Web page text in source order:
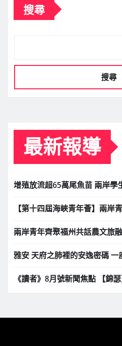
搜尋
搜尋
最新報導
增殖放流超65萬尾魚苗 兩岸學
【第十四屆海峽青年薈】兩岸
兩岸青年齊聚福州共話農文旅
雅安 天府之肺裡的安逸密碼
《讀者》8月號新聞焦點 【錦瑟